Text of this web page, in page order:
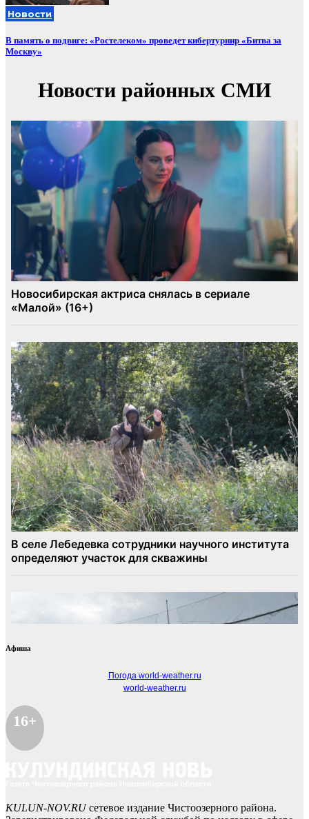
Новости
В память о подвиге: «Ростелеком» проведет кибертурнир «Битва за
Москву»
Афиша
Погода world-weather.ru
world-weather.ru
16+
KULUN-NOV.RUсетевое издание Чистоозерного района.